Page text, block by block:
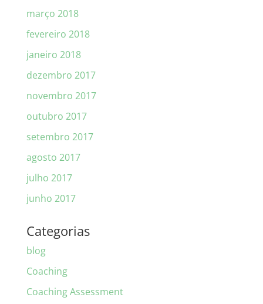
março 2018
fevereiro 2018
janeiro 2018
dezembro 2017
novembro 2017
outubro 2017
setembro 2017
agosto 2017
julho 2017
junho 2017
Categorias
blog
Coaching
Coaching Assessment